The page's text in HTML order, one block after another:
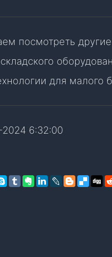
посмотреть
для малого
2024 6:32:00